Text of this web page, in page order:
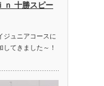
ｎ 十勝スピー
ジュニアコースに
てきました～！